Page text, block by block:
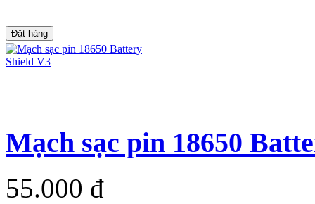
Đặt hàng
Mạch sạc pin 18650
55.000 đ